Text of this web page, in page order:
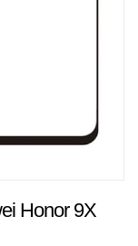
Honor 9X